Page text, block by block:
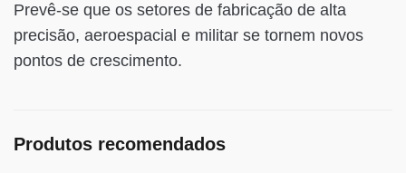
Prevê-se que os setores de fabricação de alta
precisão, aeroespacial e militar se tornem novos
pontos de crescimento.
Produtos recomendados